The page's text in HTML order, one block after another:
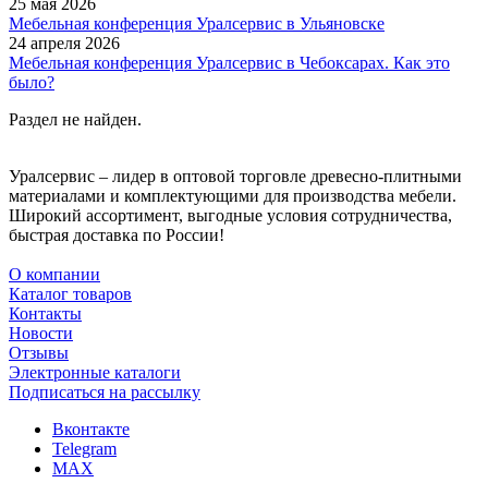
25 мая 2026
Мебельная конференция Уралсервис в Ульяновске
24 апреля 2026
Мебельная конференция Уралсервис в Чебоксарах. Как это
было?
Раздел не найден.
Уралсервис – лидер в оптовой торговле древесно-плитными
материалами и комплектующими для производства мебели.
Широкий ассортимент, выгодные условия сотрудничества,
быстрая доставка по России!
О компании
Каталог товаров
Контакты
Новости
Отзывы
Электронные каталоги
Подписаться на рассылку
Вконтакте
Telegram
MAX